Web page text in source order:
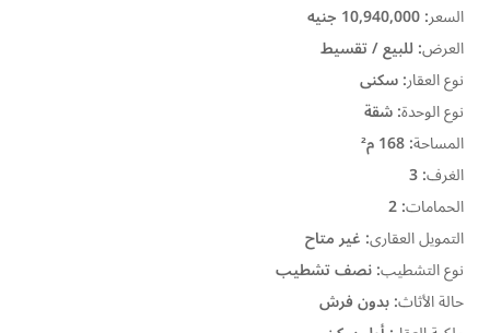
السعر:10,940,000 جنيه
العرض:للبيع / تقسيط
نوع العقار:سكنى
نوع الوحدة:شقة
المساحة:168 م²
الغرف:
3
الحمامات:
2
التمويل العقارى: غير متاح
نوع التشطيب:نصف تشطيب
حالة الأثاث:بدون فرش